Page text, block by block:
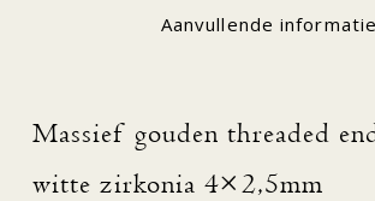
Aanvullende informatie
Massief gouden threaded
witte zirkonia 4×2,5mm